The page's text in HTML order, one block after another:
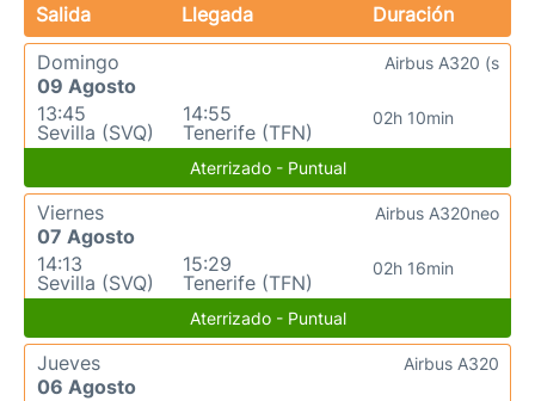
Salida Llegada
Duración
Domingo
09 Agosto
13:45
Sevilla (SVQ)
14:55
Tenerife (TFN)
02h 10min
Airbus A320 (s
Aterrizado - Puntual
Viernes
07 Agosto
14:13
Sevilla (SVQ)
15:29
Tenerife (TFN)
02h 16min
Airbus A320neo
Aterrizado - Puntual
Jueves
06 Agosto
Airbus A320